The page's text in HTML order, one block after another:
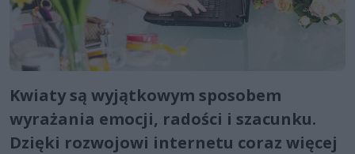
Kwiaty są wyjątkowym sposobem
wyrażania emocji, radości i szacunku.
Dzięki rozwojowi internetu coraz więcej